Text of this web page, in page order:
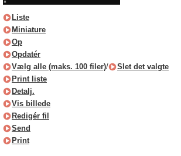
Liste
Miniature
Op
Opdatér
Vælg alle (maks. 100 filer)/
Slet det valgte
Print liste
Detalj.
Vis billede
Redigér fil
Send
Print